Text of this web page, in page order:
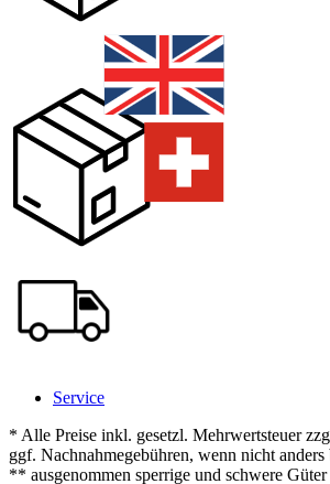
Service
* Alle Preise inkl. gesetzl. Mehrwertsteuer
ggf. Nachnahmegebühren, wenn nicht anders
** ausgenommen sperrige und schwere